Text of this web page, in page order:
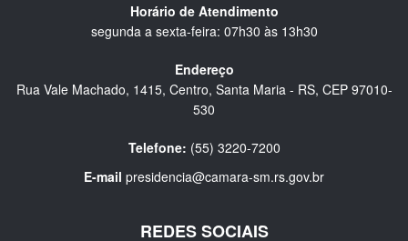
Horário de Atendimento
segunda a sexta-feira: 07h30 às 13h30
Endereço
Rua Vale Machado, 1415, Centro, Santa Maria - RS, CEP 97010-
530
Telefone: (55) 3220-7200
E-mail presidencia@camara-sm.rs.gov.br
REDES SOCIAIS